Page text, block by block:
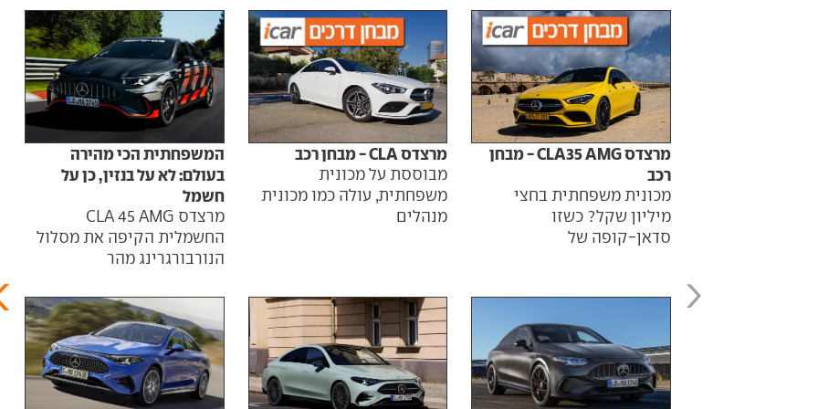
מרצדס CLA35 AMG - מבחן
רכב
מכונית משפחתית בחצי
מיליון שקל? כשזו
סדאן-קופה של
מרצדס CLA - מבחן רכב
מבוססת על מכונית
משפחתית, עולה כמו מכונית
מנהלים
המשפחתית הכי מהירה
בעולם: לא על בנזין, כן על
חשמל
מרצדס CLA 45 AMG
החשמלית הקיפה את מסלול
הנורבורגרינג מהר